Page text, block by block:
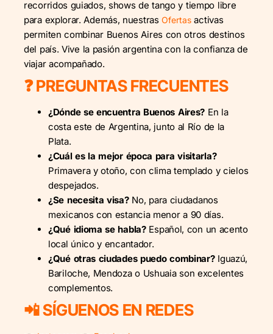
recorridos guiados, shows de tango y tiempo libre
para explorar. Además, nuestrasOfertasactivas
permiten combinar Buenos Aires con otros destinos
del país. Vive la pasión argentina con la confianza de
viajar acompañado.
❓ PREGUNTAS FRECUENTES
¿Dónde se encuentra Buenos Aires? En la
costa este de Argentina, junto al Río de la
Plata.
¿Cuál es la mejor época para visitarla?
Primavera y otoño, con clima templado y cielos
despejados.
¿Se necesita visa?No, para ciudadanos
mexicanos con estancia menor a 90 días.
¿Qué idioma se habla?Español, con un acento
local único y encantador.
¿Qué otras ciudades puedo combinar?Iguazú,
Bariloche, Mendoza o Ushuaia son excelentes
complementos.
📲 SÍGUENOS EN REDES